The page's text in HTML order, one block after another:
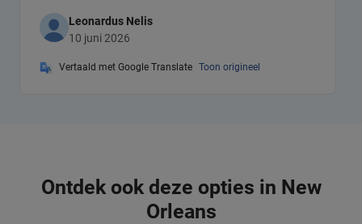
Leonardus Nelis
10 juni 2026
Vertaald met Google Translate Toon origineel
Ontdek ook deze opties in New
Orleans